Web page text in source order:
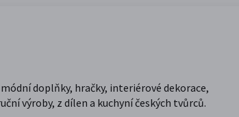
doplňky, hračky, interiérové dekorace,
výroby, z dílen a kuchyní českých tvůrců.